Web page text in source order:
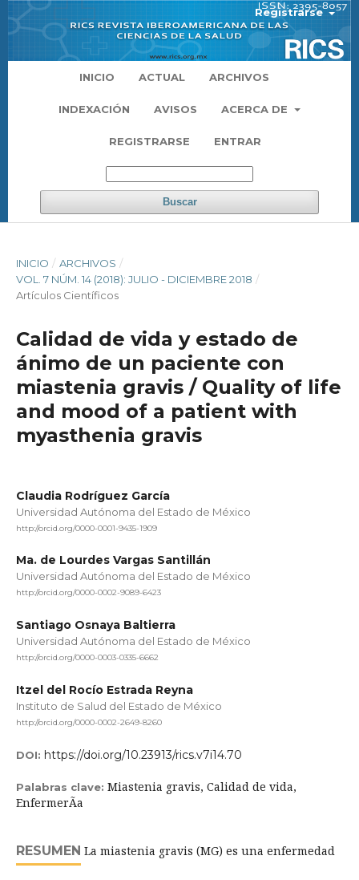
INICIO ACTUAL ARCHIVOS
INDEXACIÓN AVISOS ACERCA DE
REGISTRARSE ENTRAR
Buscar
Registrarse
INICIO / ARCHIVOS /
VOL. 7 NÚM. 14 (2018): JULIO - DICIEMBRE 2018 /
Artículos Científicos
Calidad de vida y estado de
ánimo de un paciente con
miastenia gravis / Quality of life
and mood of a patient with
myasthenia gravis
Claudia Rodríguez García
Universidad Autónoma del Estado de México
http://orcid.org/0000-0001-9435-1909
Ma. de Lourdes Vargas Santillán
Universidad Autónoma del Estado de México
http://orcid.org/0000-0002-9089-6423
Santiago Osnaya Baltierra
Universidad Autónoma del Estado de México
http://orcid.org/0000-0003-0335-6662
Itzel del Rocío Estrada Reyna
Instituto de Salud del Estado de México
http://orcid.org/0000-0002-2649-8260
DOI: https://doi.org/10.23913/rics.v7i14.70
Palabras clave: Miastenia gravis, Calidad de vida,
EnfermerÃ­a
RESUMEN La miastenia gravis (MG) es una enfermedad